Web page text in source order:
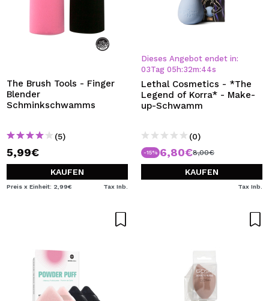
The Brush Tools - Finger
Blender
Schminkschwamms
(5)
5,99€
KAUFEN
Preis x Einheit: 2,99€ Tax Inb.
Dieses Angebot endet in:
03Tag 05 h:32m:44s
Lethal Cosmetics - *The
Legend of Korra* - Make-
up-Schwamm
(0)
-15% 6,80€8,00€
KAUFEN
Tax Inb.